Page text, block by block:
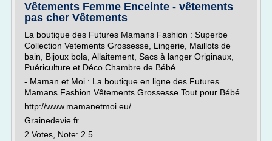
Vêtements Femme Enceinte - vêtements
pas cher Vêtements
La boutique des Futures Mamans Fashion : Superbe
Collection Vetements Grossesse, Lingerie, Maillots de
bain, Bijoux bola, Allaitement, Sacs à langer Originaux,
Puériculture et Déco Chambre de Bébé
- Maman et Moi : La boutique en ligne des Futures
Mamans Fashion Vêtements Grossesse Tout pour Bébé
http://www.mamanetmoi.eu/
Grainedevie.fr
2 Votes, Note: 2.5